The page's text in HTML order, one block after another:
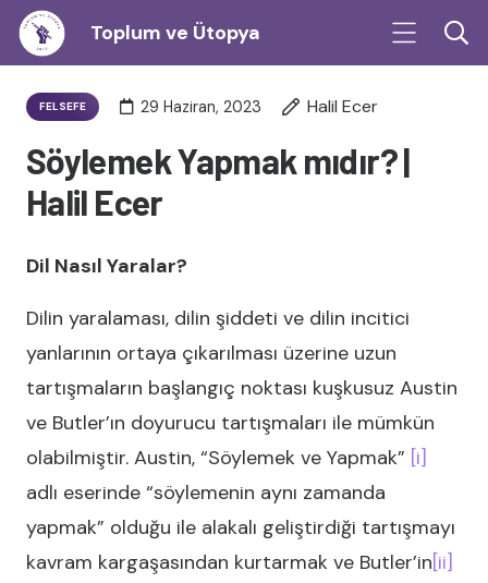
Toplum ve Ütopya
FELSEFE 29 Haziran, 2023 Halil Ecer
Söylemek Yapmak mıdır? |
Halil Ecer
Dil Nasıl Yaralar?
Dilin yaralaması, dilin şiddeti ve dilin incitici
yanlarının ortaya çıkarılması üzerine uzun
tartışmaların başlangıç noktası kuşkusuz Austin
ve Butler’ın doyurucu tartışmaları ile mümkün
olabilmiştir. Austin, “Söylemek ve Yapmak” [i]
adlı eserinde “söylemenin aynı zamanda
yapmak” olduğu ile alakalı geliştirdiği tartışmayı
kavram kargaşasından kurtarmak ve Butler’in[ii]